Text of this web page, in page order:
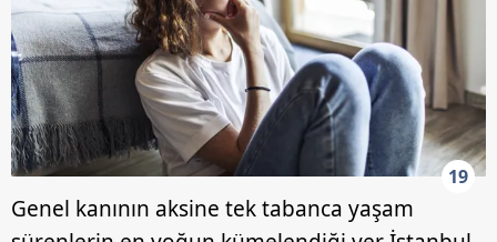
19
Genel kanının aksine tek tabanca yaşam